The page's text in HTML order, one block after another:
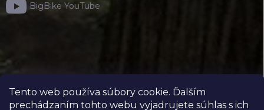
Tento web používa súbory cookie. Ďalším
prechádzaním tohto webu vyjadrujete súhlas s ich
BigBike YouTube